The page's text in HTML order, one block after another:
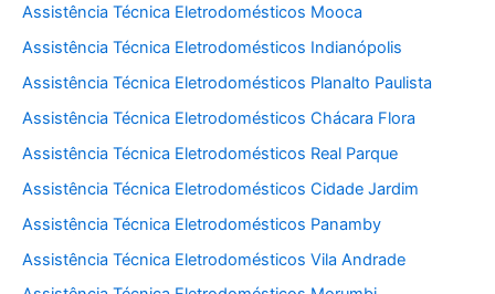
Assistência Técnica Eletrodomésticos Mooca
Assistência Técnica Eletrodomésticos Indianópolis
Assistência Técnica Eletrodomésticos Planalto Paulista
Assistência Técnica Eletrodomésticos Chácara Flora
Assistência Técnica Eletrodomésticos Real Parque
Assistência Técnica Eletrodomésticos Cidade Jardim
Assistência Técnica Eletrodomésticos Panamby
Assistência Técnica Eletrodomésticos Vila Andrade